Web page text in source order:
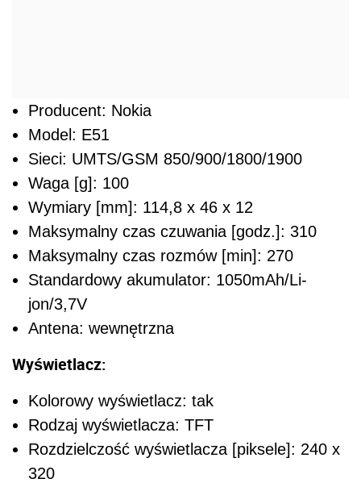
Producent: Nokia
Model: E51
Sieci: UMTS/GSM 850/900/1800/1900
Waga [g]: 100
Wymiary [mm]: 114,8 x 46 x 12
Maksymalny czas czuwania [godz.]: 310
Maksymalny czas rozmów [min]: 270
Standardowy akumulator: 1050mAh/Li-
jon/3,7V
Antena: wewnętrzna
Wyświetlacz:
Kolorowy wyświetlacz: tak
Rodzaj wyświetlacza: TFT
Rozdzielczość wyświetlacza [piksele]: 240 x
320